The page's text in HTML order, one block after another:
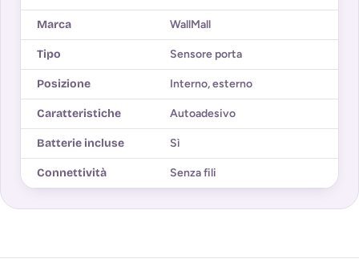
Marca WallMall
Tipo Sensore porta
Posizione Interno, esterno
Caratteristiche Autoadesivo
Batterie incluse Sì
Connettività Senza fili